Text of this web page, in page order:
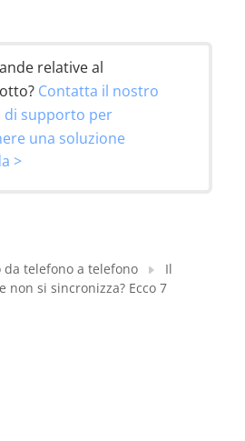
relative al
Contatta il nostro
di supporto per
una soluzione
>
telefono a telefono
Il
non si sincronizza? Ecco 7